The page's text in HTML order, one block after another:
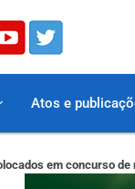
Atos e
em concurso de